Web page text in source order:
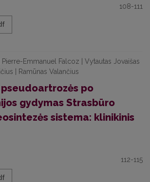
108-111
Pierre-Emmanuel Falcoz | Vytautas Jovaišas
| Ramūnas Valančius
po
gydymas Strasbūro
sistema: klinikinis
112-115